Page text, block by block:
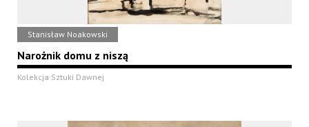
Stanisław Noakowski
Narożnik domu z niszą
Kolekcja Sztuki Dawnej